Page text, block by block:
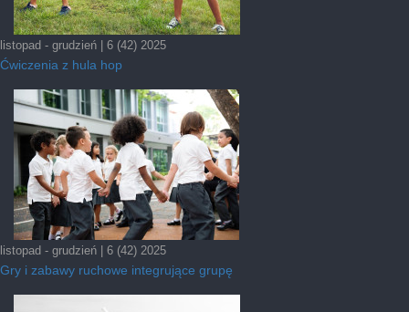
listopad - grudzień | 6 (42) 2025
Ćwiczenia z hula hop
listopad - grudzień | 6 (42) 2025
Gry i zabawy ruchowe integrujące grupę